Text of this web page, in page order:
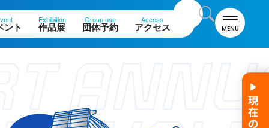
ント
Exhibition
作品展
Group use
団体予約
Access
アクセス MENU
お知らせ